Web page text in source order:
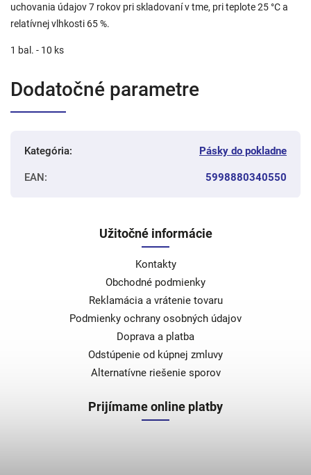
uchovania údajov 7 rokov pri skladovaní v tme, pri teplote 25 °C a
relatívnej vlhkosti 65 %.
1 bal. - 10 ks
Dodatočné parametre
Kategória: Pásky do pokladne
EAN: 5998880340550
Užitočné informácie
Kontakty
Obchodné podmienky
Reklamácia a vrátenie tovaru
Podmienky ochrany osobných údajov
Doprava a platba
Odstúpenie od kúpnej zmluvy
Alternatívne riešenie sporov
Prijímame online platby